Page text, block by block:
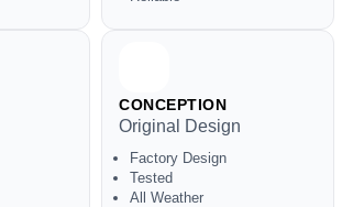
CONCEPTION
Original Design
Factory Design
Tested
All Weather